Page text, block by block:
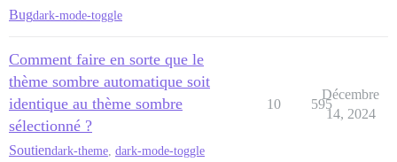
Bugdark-mode-toggle
Comment faire en sorte que le
thème sombre automatique soit
identique au thème sombre
sélectionné ?
Soutiendark-theme dark-mode-toggle
10 595
Décembre
14, 2024